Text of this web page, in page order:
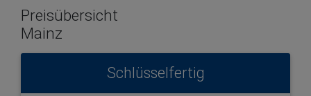
Preisübersicht
Mainz
Schlüsselfertig